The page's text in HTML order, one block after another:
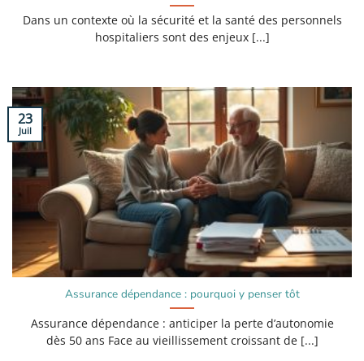
Dans un contexte où la sécurité et la santé des personnels
hospitaliers sont des enjeux [...]
Assurance dépendance : pourquoi y penser tôt
Assurance dépendance : anticiper la perte d’autonomie
dès 50 ans Face au vieillissement croissant de [...]
23
Juil